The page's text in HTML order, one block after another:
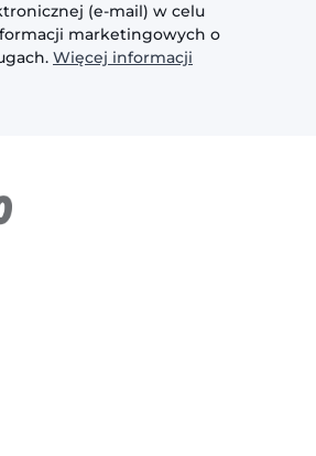
(e-mail) w celu
marketingowych o
Więcej informacji